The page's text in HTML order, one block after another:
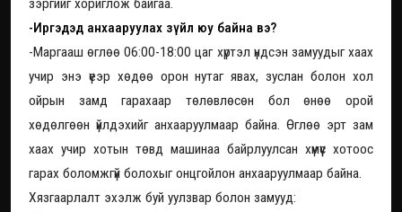
-Иргэдэд анхааруулах зүйл юу байна вэ?
-Маргааш өглөө 06:00-18:00 цаг хүртэл үндсэн замуудыг хаах
учир энэ үеэр хөдөө орон нутаг явах, зуслан болон хол
ойрын замд гарахаар төлөвлөсөн бол өнөө орой
хөдөлгөөн үйлдэхийг анхааруулмаар байна. Өглөө эрт зам
хаах учир хотын төвд машинаа байрлуулсан хүмүүс хотоос
гарах боломжгүй болохыг онцгойлон анхааруулмаар байна.
Хязгаарлалт эхэлж буй уулзвар болон замууд: